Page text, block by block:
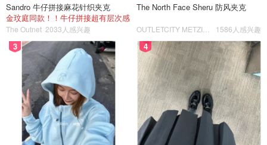
Sandro 牛仔拼接麻花针织夹克
金玟庭同款！！牛仔拼接超有层次感
The Outnet 2033人感兴趣
The North Face Sheru 防风夹克
1586人感兴趣
3 4